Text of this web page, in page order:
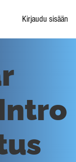
Kirjaudu sisään